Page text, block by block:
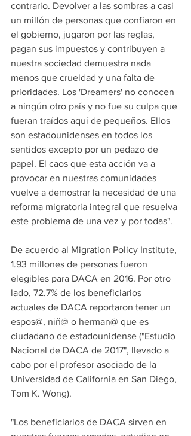
contrario. Devolver a las sombras a casi
un millón de personas que confiaron en
el gobierno, jugaron por las reglas,
pagan sus impuestos y contribuyen a
nuestra sociedad demuestra nada
menos que crueldad y una falta de
prioridades. Los 'Dreamers' no conocen
a ningún otro país y no fue su culpa que
fueran traídos aquí de pequeños. Ellos
son estadounidenses en todos los
sentidos excepto por un pedazo de
papel. El caos que esta acción va a
provocar en nuestras comunidades
vuelve a demostrar la necesidad de una
reforma migratoria integral que resuelva
este problema de una vez y por todas".
De acuerdo al Migration Policy Institute,
1.93 millones de personas fueron
elegibles para DACA en 2016. Por otro
lado, 72.7% de los beneficiarios
actuales de DACA reportaron tener un
espos@, niñ@ o herman@ que es
ciudadano de estadounidense ("Estudio
Nacional de DACA de 2017", llevado a
cabo por el profesor asociado de la
Universidad de California en San Diego,
Tom K. Wong).
"Los beneficiarios de DACA sirven en